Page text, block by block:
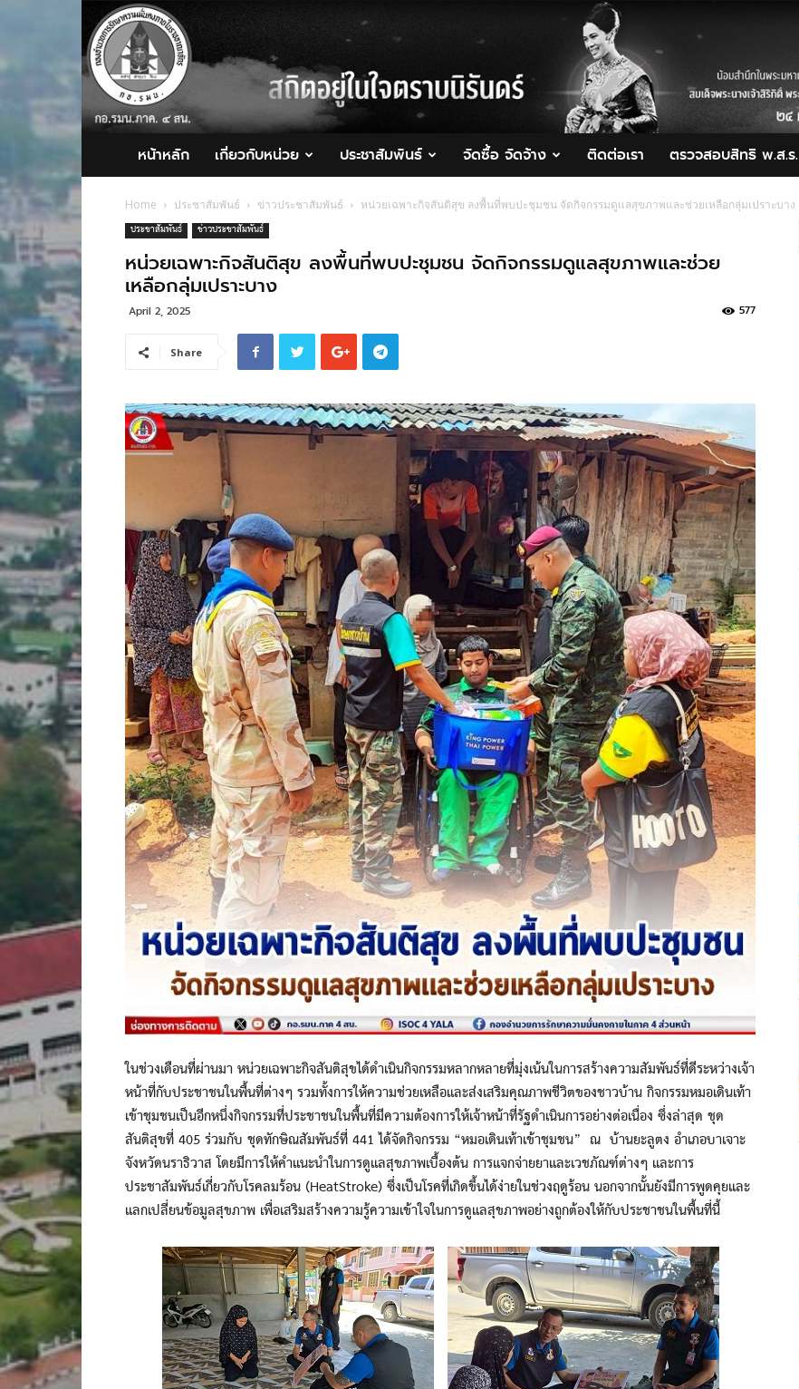
กอ.รมน.ภาค
4
สน.
หน้าหลัก เกี่ยวกับหน่วย ประชาสัมพันธ์ จัดซื้อ จัดจ้าง ติดต่อเรา ตรวจสอบสิทธิ พ.ส.ร.
Home ประชาสัมพันธ์ ข่าวประชาสัมพันธ์ หน่วยเฉพาะกิจสันติสุข ลงพื้นที่พบปะชุมชน จัดกิจกรรมดูแลสุขภาพและช่วยเหลือกลุ่มเปราะบาง
ประชาสัมพันธ์ ข่าวประชาสัมพันธ์
หน่วยเฉพาะกิจสันติสุข ลงพื้นที่พบปะชุมชน จัดกิจกรรมดูแลสุขภาพและช่วย
เหลือกลุ่มเปราะบาง
April 2, 2025 577
Share
ในช่วงเดือนที่ผ่านมา หน่วยเฉพาะกิจสันติสุขได้ดำเนินกิจกรรมหลากหลายที่มุ่งเน้นในการสร้างความสัมพันธ์ที่ดีระหว่างเจ้า
หน้าที่กับประชาชนในพื้นที่ต่างๆ รวมทั้งการให้ความช่วยเหลือและส่งเสริมคุณภาพชีวิตของชาวบ้าน กิจกรรมหมอเดินเท้า
เข้าชุมชนเป็นอีกหนึ่งกิจกรรมที่ประชาชนในพื้นที่มีความต้องการให้เจ้าหน้าที่รัฐดำเนินการอย่างต่อเนื่อง ซึ่งล่าสุด ชุด
สันติสุขที่ 405 ร่วมกับ ชุดทักษิณสัมพันธ์ที่ 441 ได้จัดกิจกรรม “หมอเดินเท้าเข้าชุมชน” ณ บ้านยะลูตง อำเภอบาเจาะ
จังหวัดนราธิวาส โดยมีการให้คำแนะนำในการดูแลสุขภาพเบื้องต้น การแจกจ่ายยาและเวชภัณฑ์ต่างๆ และการ
ประชาสัมพันธ์เกี่ยวกับโรคลมร้อน (HeatStroke) ซึ่งเป็นโรคที่เกิดขึ้นได้ง่ายในช่วงฤดูร้อน นอกจากนั้นยังมีการพูดคุยและ
แลกเปลี่ยนข้อมูลสุขภาพ เพื่อเสริมสร้างความรู้ความเข้าใจในการดูแลสุขภาพอย่างถูกต้องให้กับประชาชนในพื้นที่นี้